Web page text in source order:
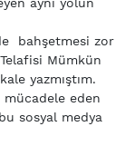
bahşetmesi zor
Mümkün
yazmıştım.
eden
sosyal medya